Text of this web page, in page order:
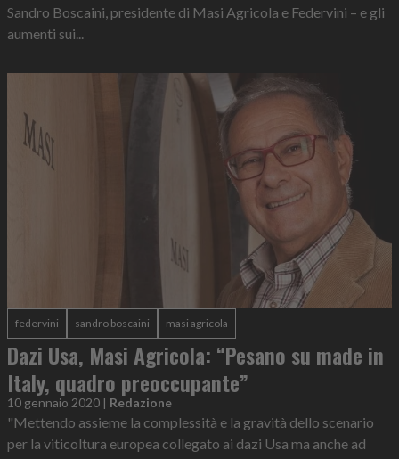
Sandro Boscaini, presidente di Masi Agricola e Federvini – e gli
aumenti sui...
federvini sandro boscaini masi agricola
Dazi Usa, Masi Agricola: “Pesano su made in
Italy, quadro preoccupante”
10 gennaio 2020 | Redazione
"Mettendo assieme la complessità e la gravità dello scenario
per la viticoltura europea collegato ai dazi Usa ma anche ad